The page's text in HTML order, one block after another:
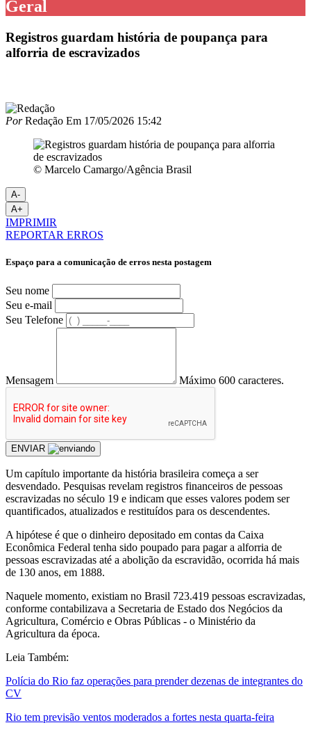
Geral
Registros guardam história de poupança para
alforria de escravizados
PorRedação Em 17/05/2026 15:42
© Marcelo Camargo/Agência Brasil
A-
A+
IMPRIMIR
REPORTAR ERROS
Espaço para a comunicação de erros nesta postagem
Seu nome
Seu e-mail
Seu Telefone
Mensagem Máximo 600 caracteres.
ENVIAR
Um capítulo importante da história brasileira começa a ser
desvendado. Pesquisas revelam registros financeiros de pessoas
escravizadas no século 19 e indicam que esses valores podem ser
quantificados, atualizados e restituídos para os descendentes.
A hipótese é que o dinheiro depositado em contas da Caixa
Econômica Federal tenha sido poupado para pagar a alforria de
pessoas escravizadas até a abolição da escravidão, ocorrida há mais
de 130 anos, em 1888.
Naquele momento, existiam no Brasil 723.419 pessoas escravizadas,
conforme contabilizava a Secretaria de Estado dos Negócios da
Agricultura, Comércio e Obras Públicas - o Ministério da
Agricultura da época.
Leia Também:
Polícia do Rio faz operações para prender dezenas de integrantes do
CV
Rio tem previsão ventos moderados a fortes nesta quarta-feira